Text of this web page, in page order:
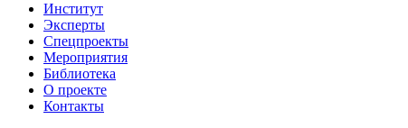
Институт
Эксперты
Спецпроекты
Мероприятия
Библиотека
О проекте
Контакты